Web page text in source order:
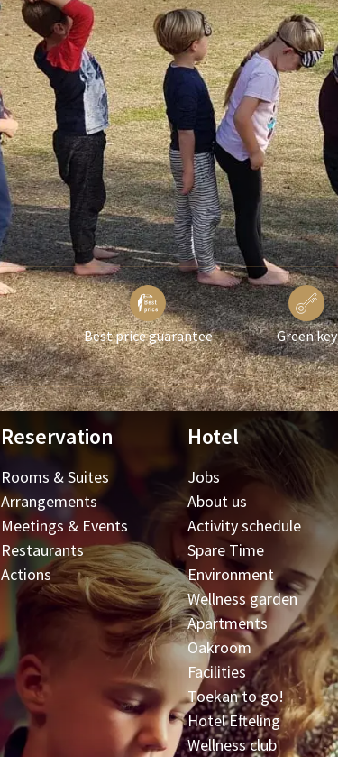
Best price guarantee Green key
Reservation
Rooms & Suites
Arrangements
Meetings & Events
Restaurants
Actions
Hotel
Jobs
About us
Activity schedule
Spare Time
Environment
Wellness garden
Apartments
Oakroom
Facilities
Toekan to go!
Hotel Efteling
Wellness club